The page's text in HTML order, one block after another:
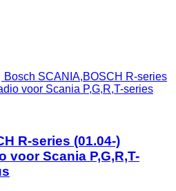
Bosch SCANIA,BOSCH R-series
voor Scania P,G,R,T-series
R-series (01.04-)
voor Scania P,G,R,T-